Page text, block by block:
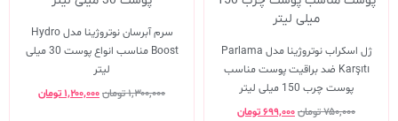
ژل اسکراب نوتروژینا مدل Parlama
Karşıtı ضد براقیت پوست مناسب
پوست چرب 150 میلی لیتر
۷۵۰,۰۰۰تومان۶۹۹,۰۰۰تومان
سرم آبرسان نوتروژینا مدل Hydro
Boost مناسب انواع پوست 30 میلی
لیتر
۱,۳۰۰,۰۰۰تومان۱,۲۰۰,۰۰۰ تومان